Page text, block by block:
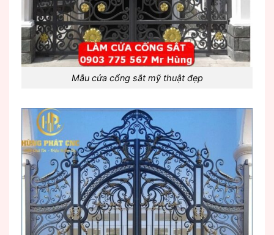
Mẫu cửa cổng sắt mỹ thuật đẹp